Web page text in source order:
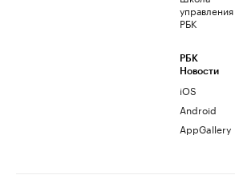
управления
РБК
РБК
Новости
iOS
Android
AppGallery